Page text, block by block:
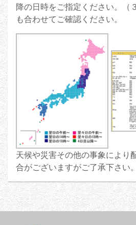
降の日時をご指定ください。（
も合わせてご確認ください。
天候や災害その他の事象により
合がございますがご了承下さい。